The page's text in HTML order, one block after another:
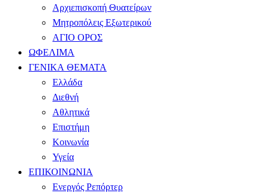
Αρχιεπισκοπή Θυατείρων
Μητροπόλεις Εξωτερικού
ΑΓΙΟ ΟΡΟΣ
ΩΦΕΛΙΜΑ
ΓΕΝΙΚΑ ΘΕΜΑΤΑ
Ελλάδα
Διεθνή
Αθλητικά
Επιστήμη
Κοινωνία
Υγεία
ΕΠΙΚΟΙΝΩΝΙΑ
Ενεργός Ρεπόρτερ